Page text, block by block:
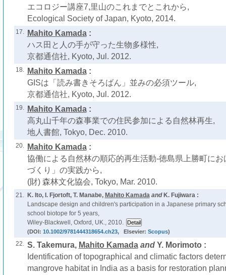
エコロジー講座7,里山のこれまでとこれから,
Ecological Society of Japan, Kyoto, 2014.
17. Mahito Kamada:
ハス田と人の手が守った生物多様性,
京都通信社, Kyoto, Jul. 2012.
18. Mahito Kamada:
GISは「読み書きそろばん」並みの必須ツール,
京都通信社, Kyoto, Jul. 2012.
19. Mahito Kamada:
高丸山千年の森事業での住民参加による自然林再生,
地人書館, Tokyo, Dec. 2010.
20. Mahito Kamada:
協働による自然林の順応的再生活動-徳島県上勝町に
づくり」の実践から,
(財) 森林文化協会, Tokyo, Mar. 2010.
21. K. Ito, I. Fjortoft, T. Manabe, Mahito Kamadaand K. Fujiwara :
Landscape design and children's participation in a Japanese primary
school biotope for 5 years,
Wiley-Blackwell, Oxford, UK., 2010.
(DOI: 10.1002/9781444318654.ch23, Elsevier: Scopus)
22. S. Takemura, Mahito Kamadaand Y. Morimoto :
Identification of topographical and climatic factors
mangrove habitat in India as a basis for restoration